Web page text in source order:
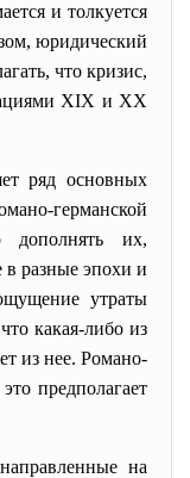
и толкуется
юридический
что кризис,
XIX и XX
ряд основных
германской
дополнять их,
в разные эпохи и
утраты
какая-либо из
из нее. Романо-
предполагает
на